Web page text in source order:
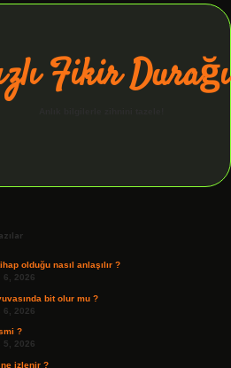
Fikir Durağı
olduğu nasıl anlaşılır ?
6, 2026
bit olur mu ?
6, 2026
?
5, 2026
izlenir ?